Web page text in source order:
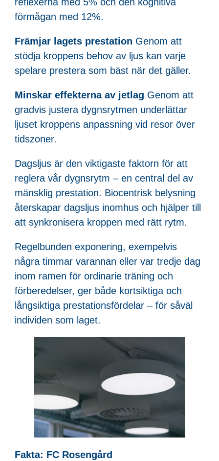
förmågan med 12%.
Främjar lagets prestation Genom att
stödja kroppens behov av ljus kan varje
spelare prestera som bäst när det gäller.
Minskar effekterna av jetlag Genom att
gradvis justera dygnsrytmen underlättar
ljuset kroppens anpassning vid resor över
tidszoner.
Dagsljus är den viktigaste faktorn för att
reglera vår dygnsrytm – en central del av
mänsklig prestation. Biocentrisk belysning
återskapar dagsljus inomhus och hjälper till
att synkronisera kroppen med rätt rytm.
Regelbunden exponering, exempelvis
några timmar varannan eller var tredje dag
inom ramen för ordinarie träning och
förberedelser, ger både kortsiktiga och
långsiktiga prestationsfördelar – för såväl
individen som laget.
Fakta: FC Rosengård